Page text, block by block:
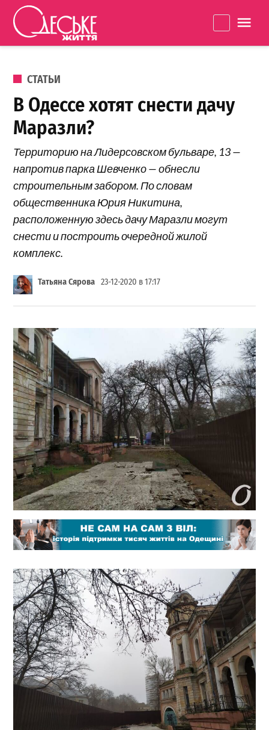
Перейти к содержанию
життя
ОПУБЛИКОВАНО В
СТАТЬИ
В Одессе хотят снести дачу
Маразли?
Территорию на Лидерсовском бульваре, 13 —
напротив парка Шевченко — обнесли
строительным забором. По словам
общественника Юрия Никитина,
расположенную здесь дачу Маразли могут
снести и построить очередной жилой
комплекс.
Татьяна Сярова 23-12-2020 в 17:17